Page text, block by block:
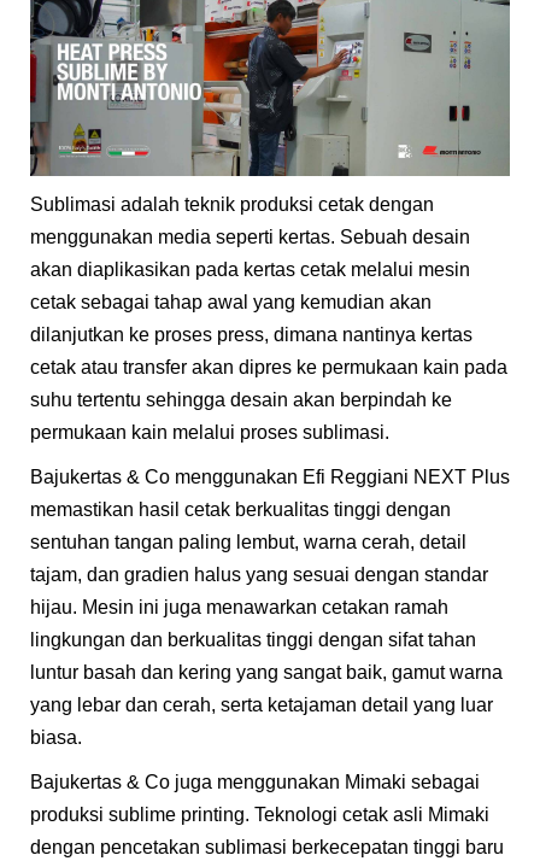
Sublimasi adalah teknik produksi cetak dengan
menggunakan media seperti kertas. Sebuah desain
akan diaplikasikan pada kertas cetak melalui mesin
cetak sebagai tahap awal yang kemudian akan
dilanjutkan ke proses press, dimana nantinya kertas
cetak atau transfer akan dipres ke permukaan kain pada
suhu tertentu sehingga desain akan berpindah ke
permukaan kain melalui proses sublimasi.
Bajukertas & Co menggunakan Efi Reggiani NEXT Plus
memastikan hasil cetak berkualitas tinggi dengan
sentuhan tangan paling lembut, warna cerah, detail
tajam, dan gradien halus yang sesuai dengan standar
hijau. Mesin ini juga menawarkan cetakan ramah
lingkungan dan berkualitas tinggi dengan sifat tahan
luntur basah dan kering yang sangat baik, gamut warna
yang lebar dan cerah, serta ketajaman detail yang luar
biasa.
Bajukertas & Co juga menggunakan Mimaki sebagai
produksi sublime printing. Teknologi cetak asli Mimaki
dengan pencetakan sublimasi berkecepatan tinggi baru